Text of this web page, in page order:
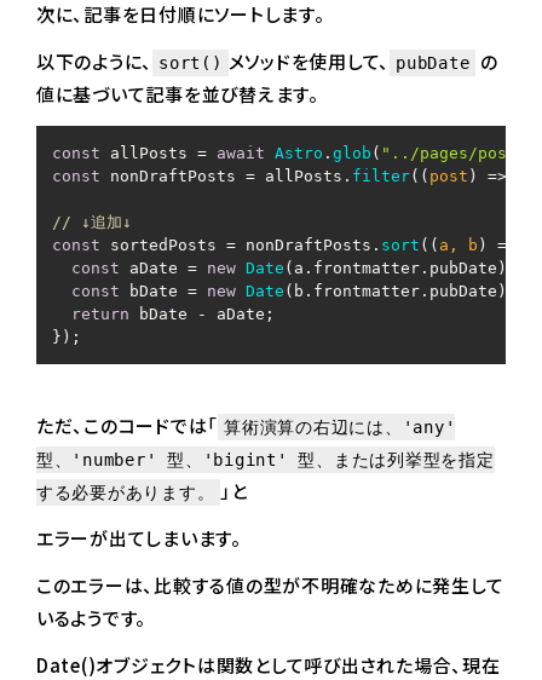
次に、記事を日付順にソートします。
以下のように、
sort() メソッドを使用して、 pubDate
の
値に基づいて記事を並び替えます。
const allPosts = await Astro . glob ( "../pages/posts/
const nonDraftPosts = allPosts. filter( ( post ) =>
// ↓追加↓
const sortedPosts = nonDraftPosts. sort ( ( a, b ) =>
const aDate = new Date (a. frontmatter. pubDate );
const bDate = new Date (b. frontmatter. pubDate );
return bDate - aDate;
ただ、このコードでは「 算術演算の右辺には、'any'
型、'number' 型、'bigint' 型、または列挙型を指定
する必要があります。
」と
エラーが出てしまいます。
このエラーは、比較する値の型が不明確なために発生して
いるようです。
Date()オブジェクトは関数として呼び出された場合、現在